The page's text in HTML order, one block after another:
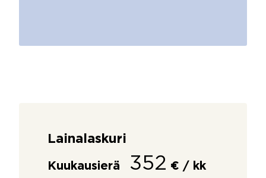
Lainalaskuri
Kuukausierä 352 € / kk